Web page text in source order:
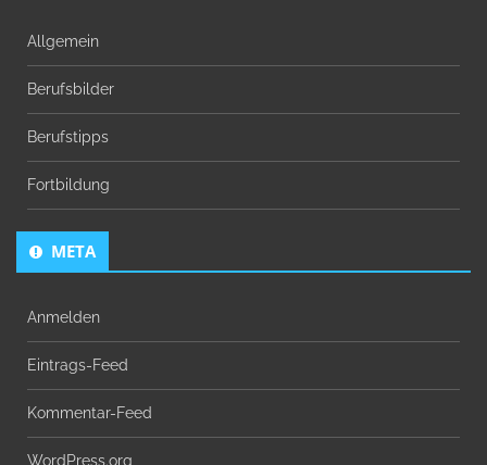
Allgemein
Berufsbilder
Berufstipps
Fortbildung
META
Anmelden
Eintrags-Feed
Kommentar-Feed
WordPress.org